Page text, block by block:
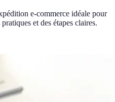
e-commerce idéale pour
et des étapes claires.